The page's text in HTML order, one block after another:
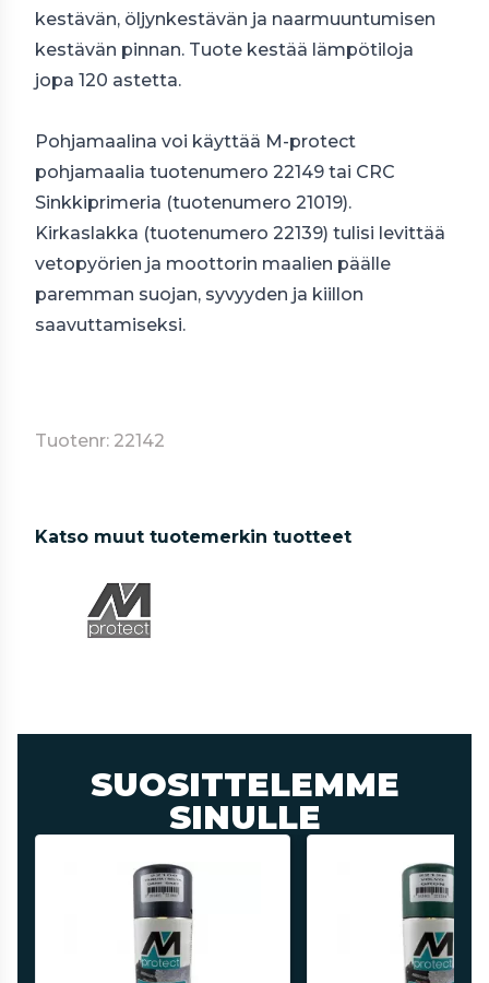
kestävän, öljynkestävän ja naarmuuntumisen
kestävän pinnan. Tuote kestää lämpötiloja
jopa 120 astetta.
Pohjamaalina voi käyttää M-protect
pohjamaalia tuotenumero 22149 tai CRC
Sinkkiprimeria (tuotenumero 21019).
Kirkaslakka (tuotenumero 22139) tulisi levittää
vetopyörien ja moottorin maalien päälle
paremman suojan, syvyyden ja kiillon
saavuttamiseksi.
Tuotenr: 22142
Katso muut tuotemerkin tuotteet
SUOSITTELEMME
SINULLE